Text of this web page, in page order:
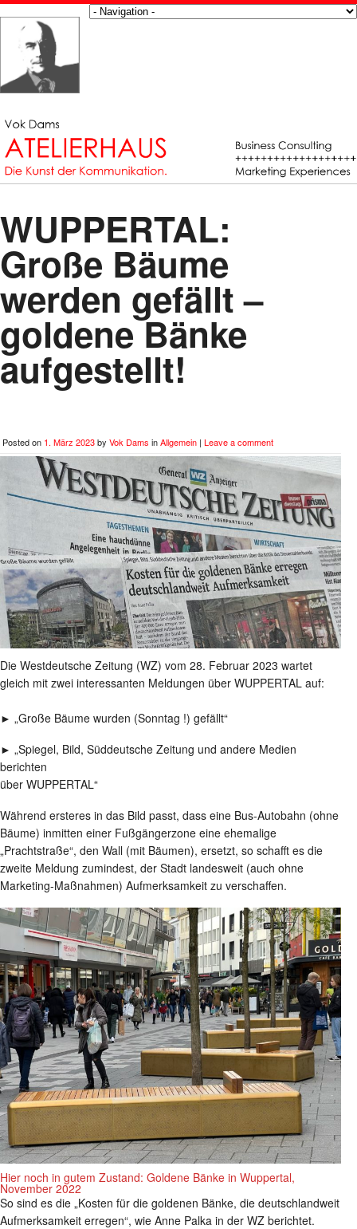
WUPPERTAL:
Große Bäume
werden gefällt –
goldene Bänke
aufgestellt!
Posted on 1. März 2023by Vok Dams inAllgemein | Leave a comment
Die Westdeutsche Zeitung (WZ) vom 28. Februar 2023 wartet
gleich mit zwei interessanten Meldungen über WUPPERTAL auf:
► „Große Bäume wurden (Sonntag !) gefällt“
► „Spiegel, Bild, Süddeutsche Zeitung und andere Medien
berichten
über WUPPERTAL“
Während ersteres in das Bild passt, dass eine Bus-Autobahn (ohne
Bäume) inmitten einer Fußgängerzone eine ehemalige
„Prachtstraße“, den Wall (mit Bäumen), ersetzt, so schafft es die
zweite Meldung zumindest, der Stadt landesweit (auch ohne
Marketing-Maßnahmen) Aufmerksamkeit zu verschaffen.
Hier noch in gutem Zustand: Goldene Bänke in Wuppertal,
November 2022
So sind es die „Kosten für die goldenen Bänke, die deutschlandweit
Aufmerksamkeit erregen“, wie Anne Palka in der WZ berichtet.